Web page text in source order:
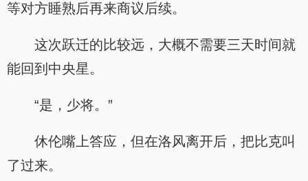
等对方睡熟后再来商议后续。
这次跃迁的比较远，大概不需要三天时间就
能回到中央星。
“是，少将。”
休伦嘴上答应，但在洛风离开后，把比克叫
了过来。